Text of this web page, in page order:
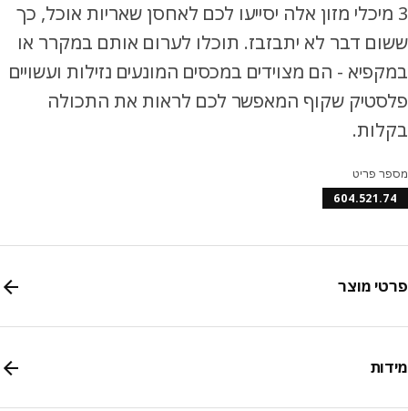
מיכלי מזון אלה יסייעו לכם לאחסן שאריות אוכל, כך
דבר לא יתבזבז. תוכלו לערום אותם במקרר או
- הם מצוידים במכסים המונעים נזילות ועשויים
שקוף המאפשר לכם לראות את התכולה
פריט
מוצר